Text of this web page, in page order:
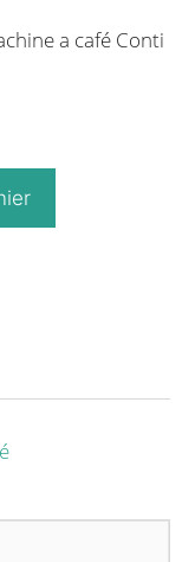
a café Conti